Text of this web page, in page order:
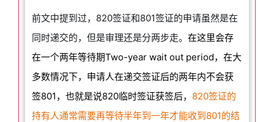
前文中提到过，820签证和801签证的申请虽然是在
同时递交的，但是审理还是分两步走。 在这里会存
在一个两年等待期Two-year wait out period，在大
多数情况下，申请人在递交签证后的两年内不会获
签801，也就是说820临时签证获签后， 820签证的
持有人通常需要再等待半年到一年才能收到801的结